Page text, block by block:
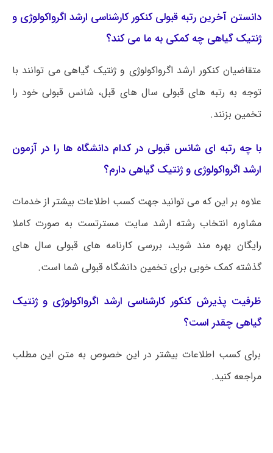
دانستن آخرین رتبه قبولی کنکور کارشناسی ارشد اﮔﺮواﻛﻮﻟﻮژی و
ژنتیک ﮔﻴﺎهی چه کمکی به ما می کند؟
متقاضیان کنکور ارشد اﮔﺮواﻛﻮﻟﻮژی و ژنتیک ﮔﻴﺎهی می توانند با
توجه به رتبه های قبولی سال های قبل، شانس قبولی خود را
تخمین بزنند.
با چه رتبه ای شانس قبولی در کدام دانشگاه ها را در آزمون
ارشد اﮔﺮواﻛﻮﻟﻮژی و ژنتیک ﮔﻴﺎهی دارم؟
علاوه بر این که می توانید جهت کسب اطلاعات بیشتر از خدمات
مشاوره انتخاب رشته ارشد سایت مسترتست به صورت کاملا
رایگان بهره مند شوید، بررسی کارنامه های قبولی سال های
گذشته کمک خوبی برای تخمین دانشگاه قبولی شما است.
ظرفیت پذیرش کنکور کارشناسی ارشد اﮔﺮواﻛﻮﻟﻮژی و ژنتیک
ﮔﻴﺎهی چقدر است؟
برای کسب اطلاعات بیشتر در این خصوص به متن این مطلب
مراجعه کنید.